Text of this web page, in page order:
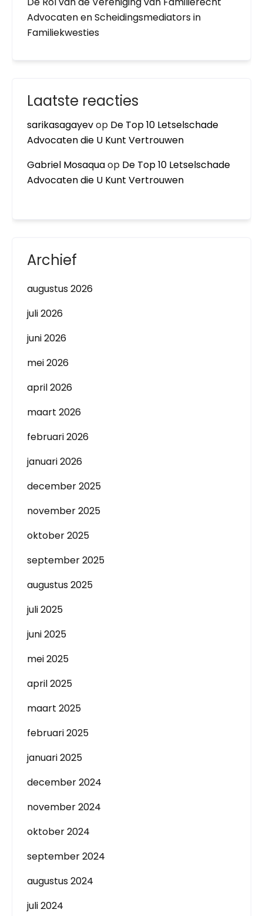
Advocaten en Scheidingsmediators in
Familiekwesties
Laatste reacties
sarikasagayevop De Top 10 Letselschade
Advocaten die U Kunt Vertrouwen
Gabriel Mosaquaop De Top 10 Letselschade
Advocaten die U Kunt Vertrouwen
Archief
augustus 2026
juli 2026
juni 2026
mei 2026
april 2026
maart 2026
februari 2026
januari 2026
december 2025
november 2025
oktober 2025
september 2025
augustus 2025
juli 2025
juni 2025
mei 2025
april 2025
maart 2025
februari 2025
januari 2025
december 2024
november 2024
oktober 2024
september 2024
augustus 2024
juli 2024